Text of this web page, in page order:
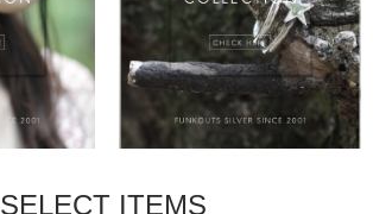
SELECT ITEMS